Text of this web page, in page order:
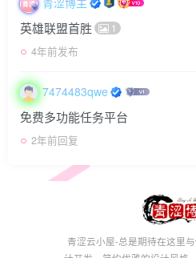
英雄联盟首胜 1
4年前发布
7474483qwe
免费多功能任务平台
2年前回复
青涩云小屋-总是期待在这里